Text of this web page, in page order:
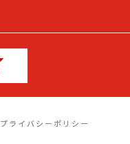
プライバシーポリシー